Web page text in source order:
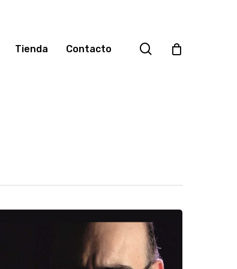
Tienda Contacto search